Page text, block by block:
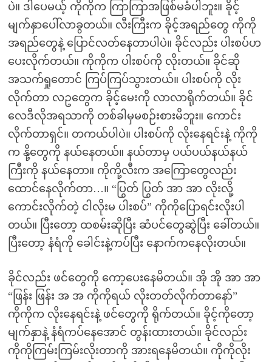
ပဲ။ ဒါပေမယ့် ကိုကိုက ကြာကြာအဖြစ်မခံပါဘူး။ ခိုင့်
မျက်နှာပေါ်လာခွတယ်။ လီးကြီးက ခိုင့်အရည်တွေ ကိုကို
အရည်တွေနဲ့ ပြောင်လတ်နေတာပါပဲ။ ခိုင်လည်း ပါးစပ်ဟ
ပေးလိုက်တယ်။ ကိုကိုက ပါးစပ်ကို လိုးတယ်။ ခိုင်ဆို
အသက်ရှုတောင် ကြပ်ကြပ်သွားတယ်။ ပါးစပ်ကို လိုး
လိုက်တာ လဥတွေက ခိုင့်မေးကို လာလာရိုက်တယ်။ ခိုင်
လေဒီလိုအရသာကို တစ်ခါမှမစဉ်းစားမိဘူး။ ကောင်း
လိုက်တာရှင်။ တကယ်ပါပဲ။ ပါးစပ်ကို လိုးနေရင်းနဲ့ ကိုကို
က နို့တွေကို နယ်နေတယ်။ နယ်တာမှ ပယ်ပယ်နယ်နယ်
ကြီးကို နယ်နေတာ။ ကိုကို့လီးက အကြောတွေလည်း
ထောင်နေလိုက်တာ…။ “ပြွတ် ပြွတ် အာ အာ လိုးလို့
ကောင်းလိုက်တဲ့ ငါလိုးမ ပါးစပ်” ကိုကိုပြောရင်းလိုးပါ
တယ်။ ပြီးတော့ ထစမ်းဆိုပြီး ဆံပင်တွေဆွဲပြီး ခေါ်တယ်။
ပြီးတော့ နံရံကို ခေါင်းနဲ့ကပ်ပြီး နောက်ကနေလိုးတယ်။
ခိုင်လည်း ဖင်တွေကို ကော့ပေးနေမိတယ်။ အို အို အာ အာ
“ဖြန်း ဖြန်း အ အ ကိုကိုရယ် လိုးတတ်လိုက်တာနော်”
ကိုကိုက လိုးနေရင်းနဲ့ ဖင်တွေကို ရိုက်တယ်။ ခိုင့်ကိုတော့
မျက်နှာနဲ့ နံရံကပ်နေအောင် တွန်းထားတယ်။ ခိုင်လည်း
ကိုကိုကြမ်းကြမ်းလိုးတာကို အားရနေမိတယ်။ ကိုကိုလိုး